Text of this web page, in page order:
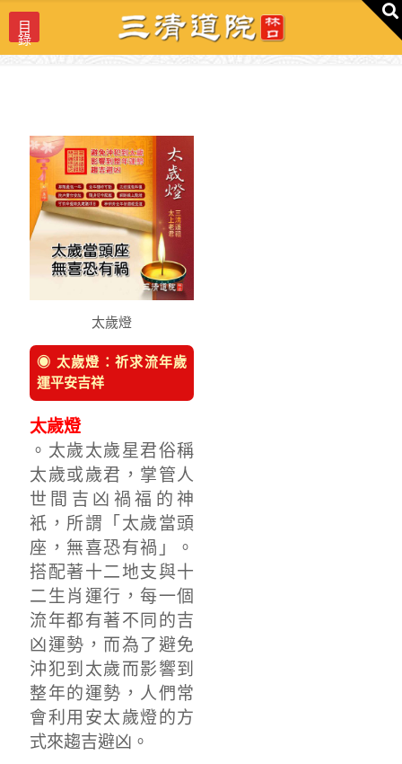
目
錄
太歲燈
◉ 太歲燈：祈求流年歲
運平安吉祥
太歲燈
。太歲太歲星君俗稱
太歲或歲君，掌管人
世間吉凶禍福的神
衹，所謂「太歲當頭
座，無喜恐有禍」。
搭配著十二地支與十
二生肖運行，每一個
流年都有著不同的吉
凶運勢，而為了避免
沖犯到太歲而影響到
整年的運勢，人們常
會利用安太歲燈的方
式來趨吉避凶。